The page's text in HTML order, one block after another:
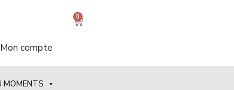
Mon compte
0
MOMENTS